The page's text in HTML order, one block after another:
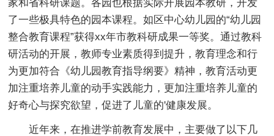
家和省科研课题。各园也根据实际开展园本教研，开发
了一些极具特色的园本课程。如区中心幼儿园的“幼儿园
整合教育课程”获得xx年市教科研成果一等奖。通过教科
研活动的开展，教师专业素质得到提升，教育理念和行
为更加符合《幼儿园教育指导纲要》精神，教育活动更
加注重培养儿童的动手实践能力，更加注重培养儿童的
好奇心与探究欲望，促进了儿童的'健康发展。
近年来，在推进学前教育发展中，主要做了以下几